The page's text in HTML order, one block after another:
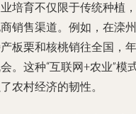
培育不仅限于传统种植
销售渠道。例如，在滦
板栗和核桃销往全国，
。这种“互联网+农业”
农村经济的韧性。